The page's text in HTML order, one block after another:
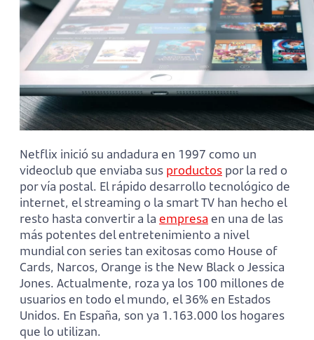
Netflix inició su andadura en 1997 como un
videoclub que enviaba sus productos por la red o
por vía postal. El rápido desarrollo tecnológico de
internet, el streaming o la smart TV han hecho el
resto hasta convertir a la empresa en una de las
más potentes del entretenimiento a nivel
mundial con series tan exitosas como House of
Cards, Narcos, Orange is the New Black o Jessica
Jones. Actualmente, roza ya los 100 millones de
usuarios en todo el mundo, el 36% en Estados
Unidos. En España, son ya 1.163.000 los hogares
que lo utilizan.